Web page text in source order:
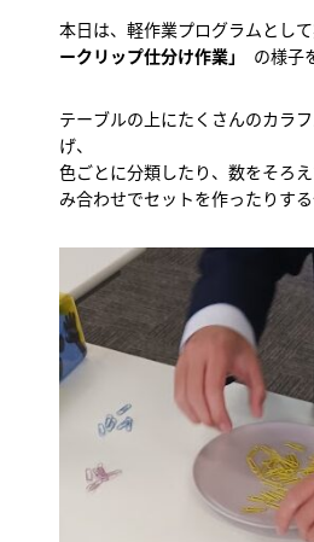
本日は、軽作業プログラムとし
ークリップ仕分け作業」
の様子
テーブルの上にたくさんのカラ
げ、
色ごとに分類したり、数をそろ
み合わせでセットを作ったりする